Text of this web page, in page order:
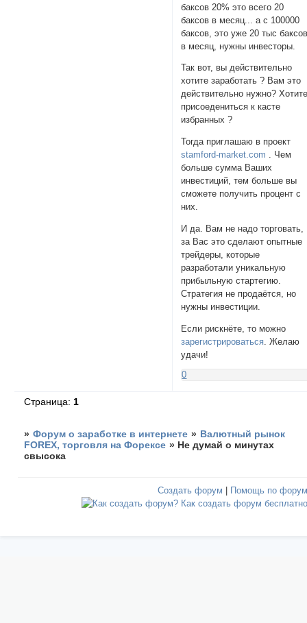
баксов 20% это всего 20
баксов в месяц... а с 100000
баксов, это уже 20 тыс
в месяц, нужны инвесторы.
Так вот, вы действительно
хотите заработать ? Вам это
действительно нужно?
присоедениться к касте
избранных ?
Тогда приглашаю в проект
stamford-market.com . Чем
больше сумма Ваших
инвестиций, тем больше вы
сможете получить процент с
них.
И да. Вам не надо торговать,
за Вас это сделают опытные
трейдеры, которые
разработали уникальную
прибыльную стартегию.
Стратегия не продаётся, но
нужны инвестиции.
Если рискнёте, то можно
зарегистрироваться . Желаю
удачи!
0
Страница: 1
» Форум о заработке в интернете » Валютный рынок
FOREX, торговля на Форексе » Не думай о минутах
свысока
Создать форум Помощь по